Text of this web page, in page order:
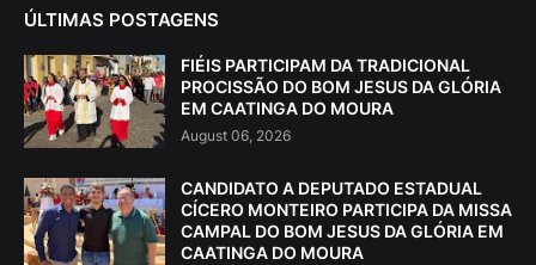
ÚLTIMAS POSTAGENS
FIÉIS PARTICIPAM DA TRADICIONAL
PROCISSÃO DO BOM JESUS DA GLÓRIA
EM CAATINGA DO MOURA
August 06, 2026
CANDIDATO A DEPUTADO ESTADUAL
CÍCERO MONTEIRO PARTICIPA DA MISSA
CAMPAL DO BOM JESUS DA GLÓRIA EM
CAATINGA DO MOURA